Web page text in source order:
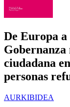
De Europa a
ciudadana
personas
AURKIBIDEA